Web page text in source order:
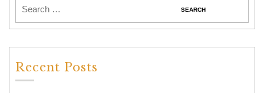
Recent Posts